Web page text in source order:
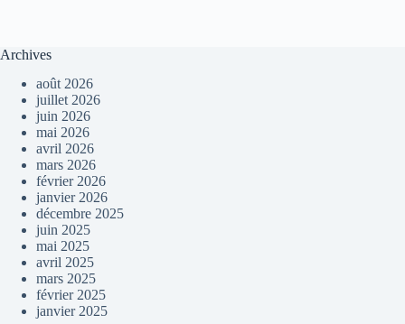
Archives
août 2026
juillet 2026
juin 2026
mai 2026
avril 2026
mars 2026
février 2026
janvier 2026
décembre 2025
juin 2025
mai 2025
avril 2025
mars 2025
février 2025
janvier 2025